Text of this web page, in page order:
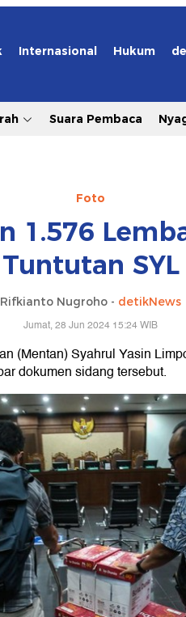
Internasional Hukum
Suara Pembaca
Foto
1.576
Tuntutan SYL
Rifkianto Nugroho - detikNews
Jumat, 28 Jun 2024 15:24 WIB
(Mentan) Syahrul Yasin
dokumen sidang tersebut.